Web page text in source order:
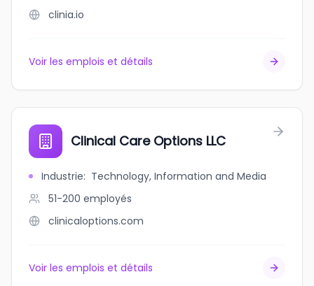
clinia.io
Voir les emplois et détails
Clinical Care Options LLC
Industrie: Technology, Information and Media
51-200 employés
clinicaloptions.com
Voir les emplois et détails